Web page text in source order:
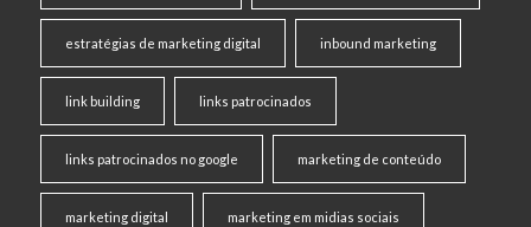
estratégias de marketing digital inbound marketing
link building links patrocinados
links patrocinados no google marketing de conteúdo
marketing digital marketing em midias sociais